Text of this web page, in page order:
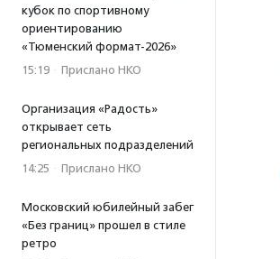
кубок по спортивному
ориентированию
«Тюменский формат-2026»
15:19 · Прислано НКО
Организация «Радость»
открывает сеть
региональных подразделений
14:25 · Прислано НКО
Московский юбилейный забег
«Без границ» прошел в стиле
ретро